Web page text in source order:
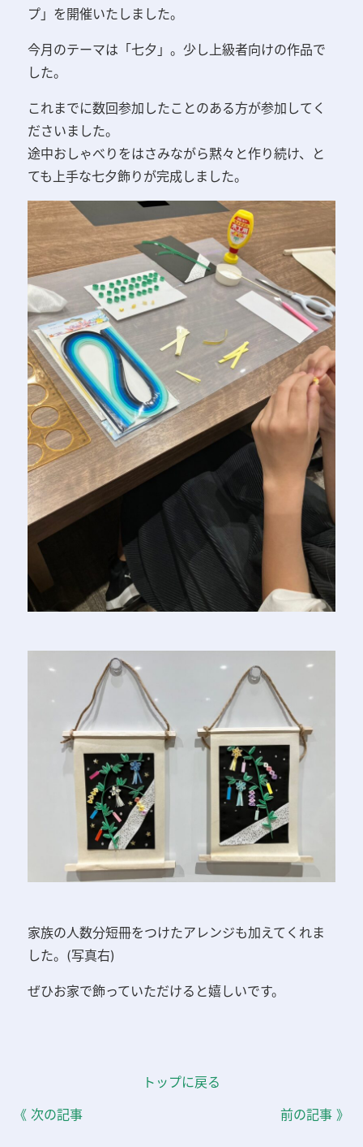
プ」を開催いたしました。
今月のテーマは「七夕」。 少し上級者向けの作品で
した。
これまでに数回参加したことのある方が参加してく
ださいました。
途中おしゃべりをはさみながら黙々と作り続け、と
ても上手な七夕飾りが完成しました。
家族の人数分短冊をつけたアレンジも加えてくれま
した。(写真右)
ぜひお家で飾っていただけると嬉しいです。
《 次の記事
トップに戻る
前の記事 》